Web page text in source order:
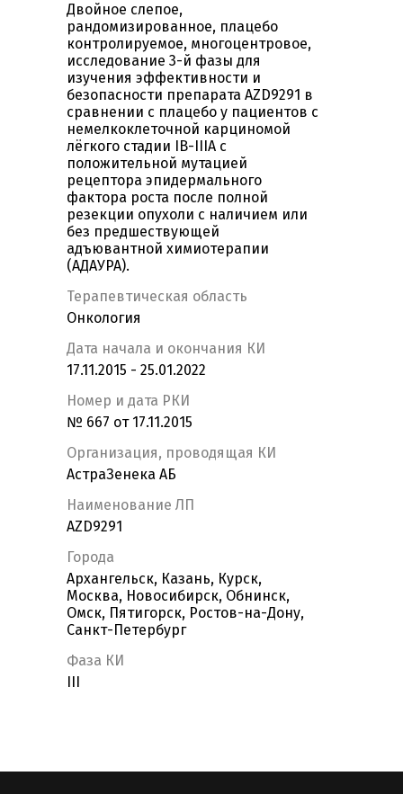
Двойное слепое,
рандомизированное, плацебо
контролируемое, многоцентровое,
исследование 3-й фазы для
изучения эффективности и
безопасности препарата AZD9291 в
сравнении с плацебо у пациентов с
немелкоклеточной карциномой
лёгкого стадии IB-IIIA c
положительной мутацией
рецептора эпидермального
фактора роста после полной
резекции опухоли с наличием или
без предшествующей
адъювантной химиотерапии
(АДАУРА).
Терапевтическая область
Онкология
Дата начала и окончания КИ
17.11.2015 - 25.01.2022
Номер и дата РКИ
№ 667 от 17.11.2015
Организация, проводящая КИ
АстраЗенека АБ
Наименование ЛП
AZD9291
Города
Архангельск, Казань, Курск,
Москва, Новосибирск, Обнинск,
Омск, Пятигорск, Ростов-на-Дону,
Санкт-Петербург
Фаза КИ